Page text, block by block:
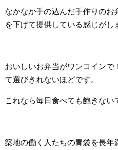
なかなか手の込んだ手作りのお
を下げて提供している感じがし
おいしいお弁当がワンコインで
て選びきれないほどです。
これなら毎日食べても飽きない
築地の働く人たちの胃袋を長年